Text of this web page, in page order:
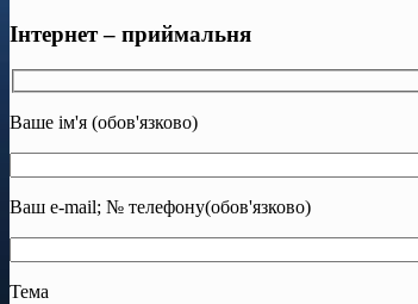
Інтернет – приймальня
Ваше ім'я (обов'язково)
Ваш e-mail; № телефону(обов'язково)
Тема